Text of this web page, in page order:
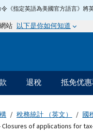
令《指定英語為美國官方語言》
站 以下是你如何知道
退稅 抵免优
稅務統計 （英文） 國
Closures of applications for